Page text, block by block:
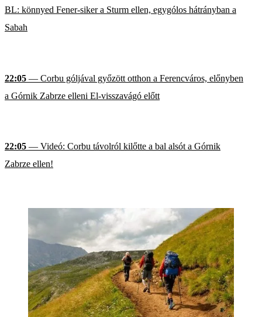
BL: könnyed Fener-siker a Sturm ellen, egygólos hátrányban a
Sabah
22:05 — Corbu góljával győzött otthon a Ferencváros, előnyben
a Górnik Zabrze elleni El-visszavágó előtt
22:05 — Videó: Corbu távolról kilőtte a bal alsót a Górnik
Zabrze ellen!